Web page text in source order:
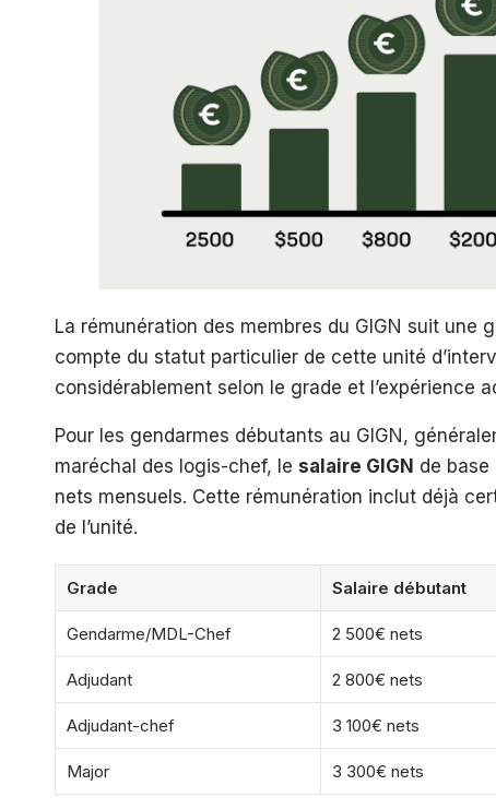
La rémunération des membres du GIGN suit une
compte du statut particulier de cette unité
considérablement selon le grade et l’expérience
Pour les gendarmes débutants au GIGN,
maréchal des logis-chef, le salaire GIGN de
nets mensuels. Cette rémunération inclut déjà
de l’unité.
Grade Salaire débutant
Gendarme/MDL-Chef 2 500€ nets
Adjudant 2 800€ nets
Adjudant-chef 3 100€ nets
Major 3 300€ nets